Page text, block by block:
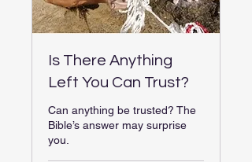
Is There Anything
Left You Can Trust?
Can anything be trusted? The
Bible’s answer may surprise
you.